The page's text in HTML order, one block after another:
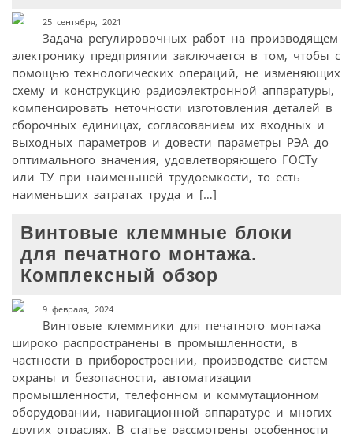
25 сентября, 2021
Задача регулировочных работ на производящем
электронику предприятии заключается в том, чтобы с
помощью технологических операций, не изменяющих
схему и конструкцию радиоэлектронной аппаратуры,
компенсировать неточности изготовления деталей в
сборочных единицах, согласованием их входных и
выходных параметров и довести параметры РЭА до
оптимального значения, удовлетворяющего ГОСТу
или ТУ при наименьшей трудоемкости, то есть
наименьших затратах труда и […]
Винтовые клеммные блоки
для печатного монтажа.
Комплексный обзор
9 февраля, 2024
Винтовые клеммники для печатного монтажа
широко распространены в промышленности, в
частности в приборостроении, производстве систем
охраны и безопасности, автоматизации
промышленности, телефонном и коммутационном
оборудовании, навигационной аппаратуре и многих
других отраслях. В статье рассмотрены особенности